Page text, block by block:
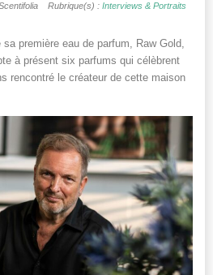
Rubrique(s) : Interviews & Portraits
première eau de parfum, Raw Gold,
à présent six parfums qui célèbrent
rencontré le créateur de cette maison